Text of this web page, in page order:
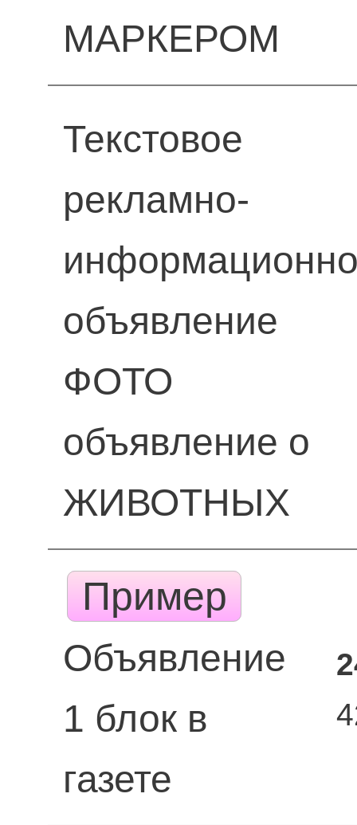
МАРКЕРОМ
Текстовое
рекламно-
объявление
ФОТО
объявление о
ЖИВОТНЫХ
Пример
Объявление
1 блок в
газете